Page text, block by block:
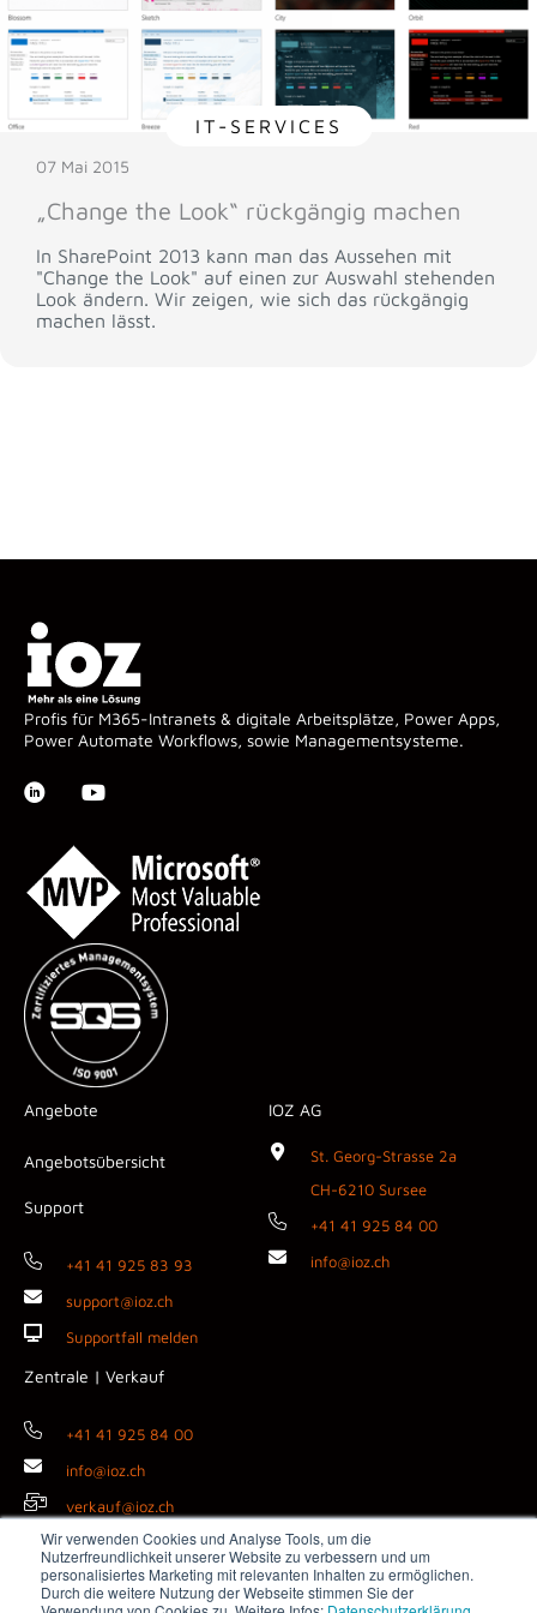
Wir verwenden Cookies und Analyse Tools, um die
Nutzerfreundlichkeit unserer Website zu verbessern und um
personalisiertes Marketing mit relevanten Inhalten zu ermöglichen.
Durch die weitere Nutzung der Webseite stimmen Sie der
IT-SERVICES
07 Mai 2015
„Change the Look“ rückgängig machen
In SharePoint 2013 kann man das Aussehen mit
"Change the Look" auf einen zur Auswahl stehenden
Look ändern. Wir zeigen, wie sich das rückgängig
machen lässt.
Profis für M365-Intranets & digitale Arbeitsplätze, Power Apps,
Power Automate Workflows, sowie Managementsysteme.
Angebote
Angebotsübersicht
Support
+41 41 925 83 93
support@ioz.ch
Supportfall melden
Zentrale | Verkauf
+41 41 925 84 00
info@ioz.ch
verkauf@ioz.ch
IOZ AG
St. Georg-Strasse 2a
CH-6210 Sursee
+41 41 925 84 00
info@ioz.ch
Copyright © 2026 IOZ AG ·Impressum·Datenschutz · AGB